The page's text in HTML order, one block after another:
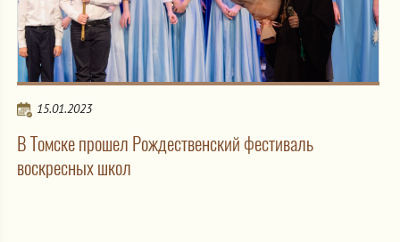
15.01.2023
В Томске прошел Рождественский фестиваль
воскресных школ